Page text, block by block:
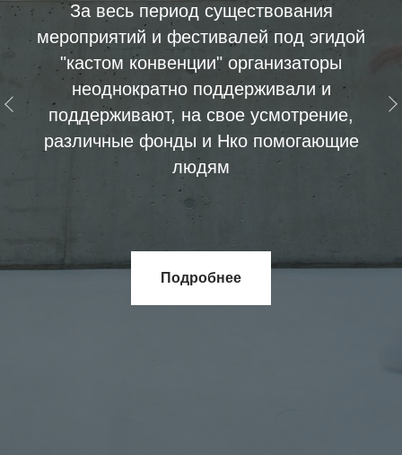
За весь период существования
мероприятий и фестивалей под эгидой
"кастом конвенции" организаторы
неоднократно поддерживали и
поддерживают, на свое усмотрение,
различные фонды и Нко помогающие
людям
Подробнее